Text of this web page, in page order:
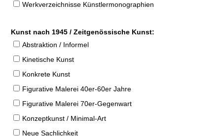
Werkverzeichnisse Künstlermonographien
Kunst nach 1945 / Zeitgenössische Kunst:
Abstraktion / Informel
Kinetische Kunst
Konkrete Kunst
Figurative Malerei 40er-60er Jahre
Figurative Malerei 70er-Gegenwart
Konzeptkunst / Minimal-Art
Neue Sachlichkeit